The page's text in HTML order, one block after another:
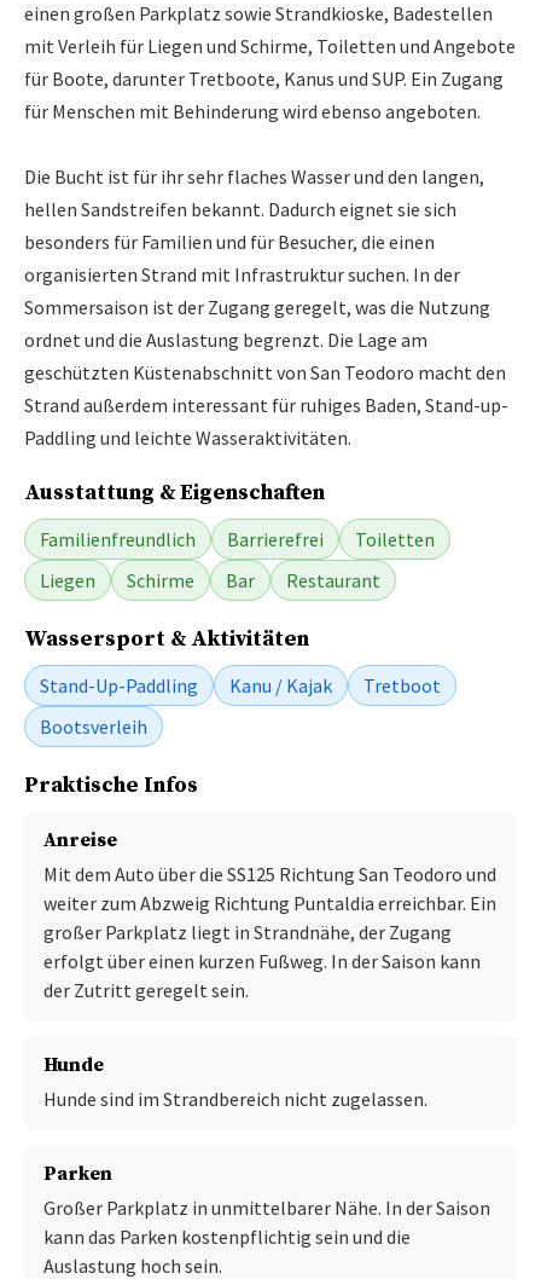
einen großen Parkplatz sowie Strandkioske, Badestellen
mit Verleih für Liegen und Schirme, Toiletten und Angebote
für Boote, darunter Tretboote, Kanus und SUP. Ein Zugang
für Menschen mit Behinderung wird ebenso angeboten.
Die Bucht ist für ihr sehr flaches Wasser und den langen,
hellen Sandstreifen bekannt. Dadurch eignet sie sich
besonders für Familien und für Besucher, die einen
organisierten Strand mit Infrastruktur suchen. In der
Sommersaison ist der Zugang geregelt, was die Nutzung
ordnet und die Auslastung begrenzt. Die Lage am
geschützten Küstenabschnitt von San Teodoro macht den
Strand außerdem interessant für ruhiges Baden, Stand-up-
Paddling und leichte Wasseraktivitäten.
Ausstattung & Eigenschaften
Familienfreundlich Barrierefrei
Toiletten
Liegen
Schirme Bar Restaurant
Wassersport & Aktivitäten
Stand-Up-Paddling Kanu / Kajak
Tretboot
Bootsverleih
Praktische Infos
Anreise
Mit dem Auto über die SS125 Richtung San Teodoro und
weiter zum Abzweig Richtung Puntaldia erreichbar. Ein
großer Parkplatz liegt in Strandnähe, der Zugang
erfolgt über einen kurzen Fußweg. In der Saison kann
der Zutritt geregelt sein.
Hunde
Hunde sind im Strandbereich nicht zugelassen.
Parken
Großer Parkplatz in unmittelbarer Nähe. In der Saison
kann das Parken kostenpflichtig sein und die
Auslastung hoch sein.